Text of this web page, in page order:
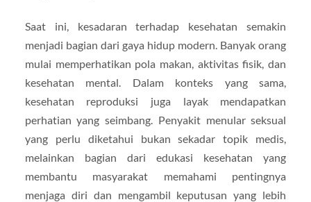
Saat ini, kesadaran terhadap kesehatan semakin
menjadi bagian dari gaya hidup modern. Banyak orang
mulai memperhatikan pola makan, aktivitas fisik, dan
kesehatan mental. Dalam konteks yang sama,
kesehatan reproduksi juga layak mendapatkan
perhatian yang seimbang. Penyakit menular seksual
yang perlu diketahui bukan sekadar topik medis,
melainkan bagian dari edukasi kesehatan yang
membantu masyarakat memahami pentingnya
menjaga diri dan mengambil keputusan yang lebih